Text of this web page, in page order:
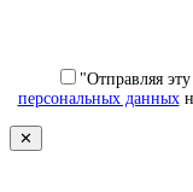
"Отправляя
персональных данных
✕